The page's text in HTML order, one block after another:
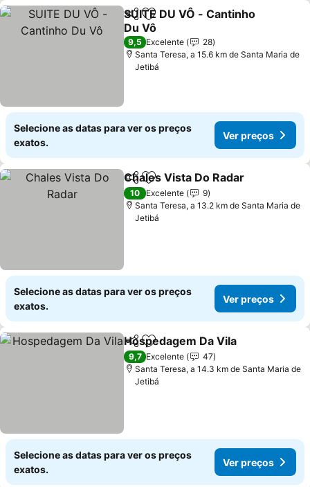
PartilharAdicionar aos favoritos
SUITE DU VÔ - Cantinho
Du Vô
Ver preços
9,5 Excelente
28
Santa Teresa, a 15.6 km de Santa Maria de
Jetibá
Selecione as datas para ver os preços
exatos.
Ver preços
PartilharAdicionar aos favoritos
Chales Vista Do Radar
10 Excelente
9
Santa Teresa, a 13.2 km de Santa Maria de
Jetibá
Selecione as datas para ver os preços
exatos.
Ver preços
PartilharAdicionar aos favoritos
Hospedagem Da Vila
9,7 Excelente
47
Santa Teresa, a 14.3 km de Santa Maria de
Jetibá
Selecione as datas para ver os preços
exatos.
Ver preços